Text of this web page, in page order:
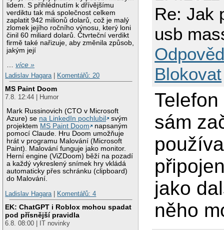
lidem. S přihlédnutím k dřívějšímu
verdiktu tak má společnost celkem
zaplatit 942 milionů dolarů, což je malý
zlomek jejího ročního výnosu, který loni
činil 60 miliard dolarů. Čtvrteční verdikt
firmě také nařizuje, aby změnila způsob,
jakým její
…více »
Ladislav Hagara| Komentářů: 20
MS Paint Doom
7.8. 12:44 | Humor
Mark Russinovich (CTO v Microsoft
Azure) se na LinkedIn pochlubil
svým
projektem MS Paint Doom
napsaným
pomocí Claude. Hru Doom umožňuje
hrát v programu Malování (Microsoft
Paint). Malování funguje jako monitor.
Herní engine (ViZDoom) běží na pozadí
a každý vykreslený snímek hry vkládá
automaticky přes schránku (clipboard)
do Malování.
Ladislav Hagara| Komentářů: 4
EK: ChatGPT i Roblox mohou spadat
pod přísnější pravidla
6.8. 08:00 | IT novinky
Re: Jak
usb
Blokovat
sám
jako
něho